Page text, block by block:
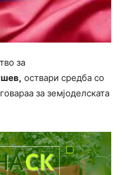
за
оствари средба со
за земјоделската